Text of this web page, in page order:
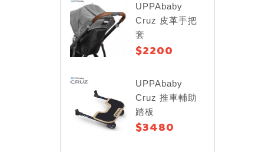
UPPAbaby
Cruz 皮革手把
套
$2200
UPPAbaby
Cruz 推車輔助
踏板
$3480